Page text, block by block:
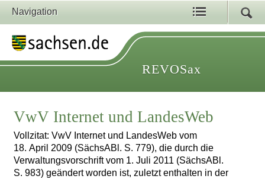
Navigation
REVOSax
VwV Internet und LandesWeb
Vollzitat: VwV Internet und LandesWeb vom
18. April 2009 (SächsABl. S. 779), die durch die
Verwaltungsvorschrift vom 1. Juli 2011 (SächsABl.
S. 983) geändert worden ist, zuletzt enthalten in der